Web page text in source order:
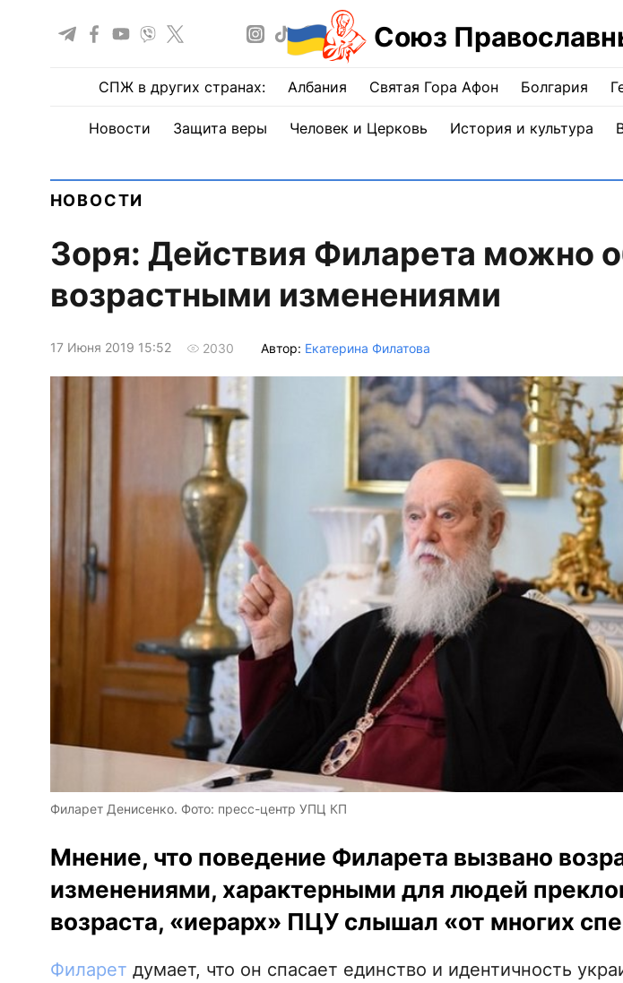
Союз
СПЖ в других странах: Албания Святая Гора Афон Болгария
Новости Защита веры Человек и Церковь История и культура
НОВОСТИ
Зоря: Действия Филарета можно
возрастными изменениями
17 Июня 2019 15:52 2030 Автор: Екатерина Филатова
Филарет Денисенко. Фото: пресс-центр УПЦ КП
Мнение, что поведение Филарета вызвано
изменениями, характерными для людей
возраста, «иерарх» ПЦУ слышал «от многих
Филарет думает, что он спасает единство и идентичность